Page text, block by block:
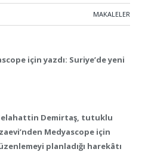
MAKALELER
için yazdı: Suriye’de yeni
Selahattin Demirtaş, tutuklu
Medyascope için
planladığı harekâtı